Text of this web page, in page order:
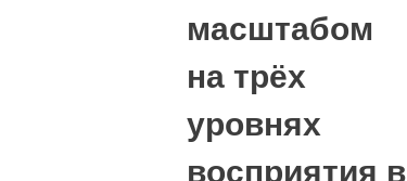
масштабом
на трёх
уровнях
восприятия в